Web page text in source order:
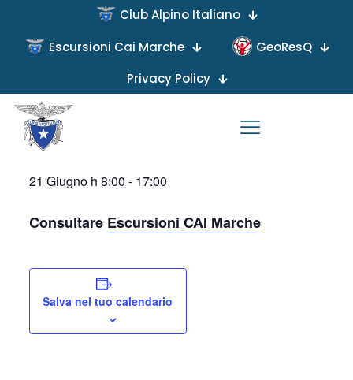
Club Alpino Italiano
Escursioni Cai Marche
GeoResQ
Privacy Policy
GIORNATA NAZIONALE
SENTIERO ITALIA CAI
21 Giugno h 8:00 - 17:00
Consultare Escursioni CAI Marche
Salva nel tuo calendario